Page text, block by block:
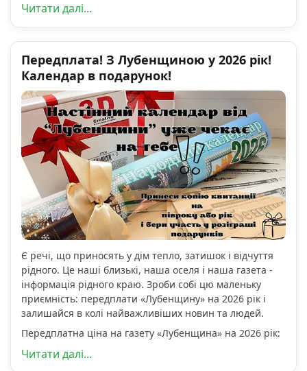
Читати далі...
Передплата! З Лубенщиною у 2026 рік!
Календар в подарунок!
Є речі, що приносять у дім тепло, затишок і відчуття
рідного. Це наші близькі, наша оселя і наша газета -
інформація рідного краю. Зроби собі цю маленьку
приємність: передплати «Лубенщину» на 2026 рік і
залишайся в колі найважливіших новин та людей.
Передплатна ціна на газету «Лубенщина» на 2026 рік:
Читати далі...